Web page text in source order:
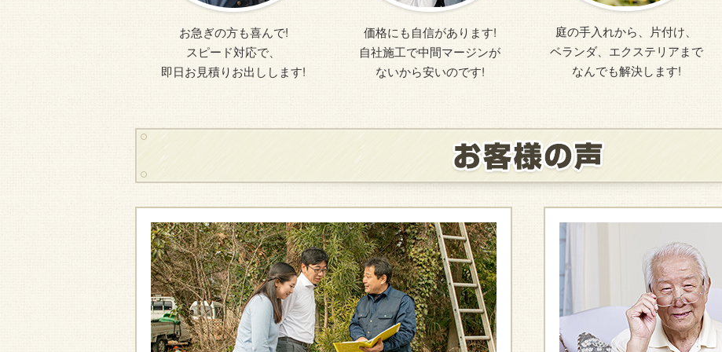
お急ぎの方も喜んで!
スピード対応で、
即日お見積りお出しします!
価格にも自信があります!
自社施工で中間マージンが
ないから安いのです!
庭の手入れから、片付け、
ベランダ、エクステリアまで
なんでも解決します!